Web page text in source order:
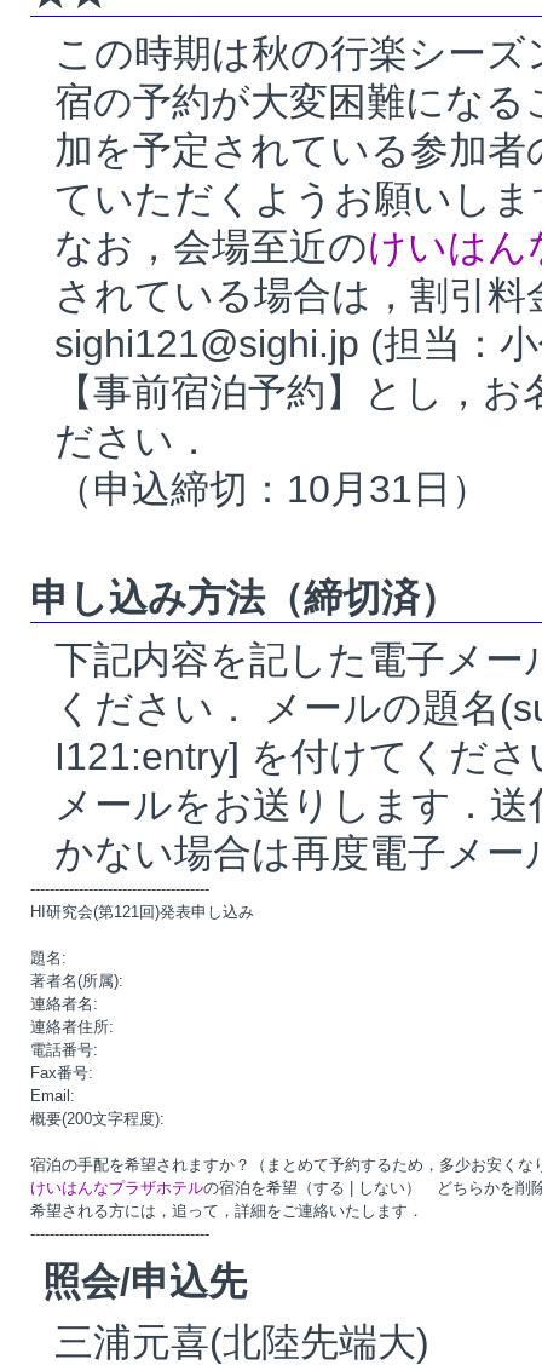
この時期は秋の行楽シー
宿の予約が大変困難にな
加を予定されている参加
ていただくようお願いしま
なお，会場至近のけいはん
されている場合は，割引
sighi121@sighi.jp (担当：
【事前宿泊予約】とし，
ださい．
（申込締切：10月31日）
申し込み方法（締切済）
下記内容を記した電子メ
ください． メールの題名
I121:entry] を付けてくだ
メールをお送りします．
かない場合は再度電子メ
-------------------------------------
HI研究会(第121回)発表申し込み
題名:
著者名(所属):
連絡者名:
連絡者住所:
電話番号:
Fax番号:
Email:
概要(200文字程度):
けいはんなプラザホテルの宿泊を希望（する | しない）　どちらかを削
希望される方には，追って，詳細をご連絡いたします．
照会/申込先
三浦元喜(北陸先端大)